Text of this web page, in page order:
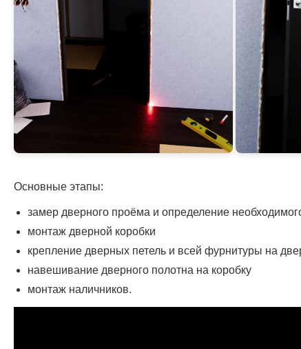
Основные этапы:
замер дверного проёма и определение
монтаж дверной коробки
крепление дверных петель и всей фурнитуры на
навешивание дверного полотна на коробку
монтаж наличников.